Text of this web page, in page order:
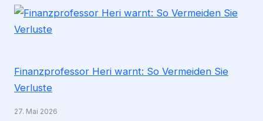
Finanzprofessor Heri warnt: So Vermeiden Sie
Verluste
27. Mai 2026